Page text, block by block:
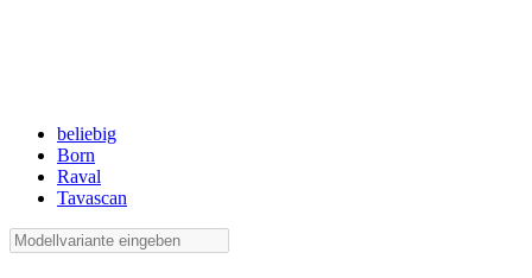
beliebig
Born
Raval
Tavascan